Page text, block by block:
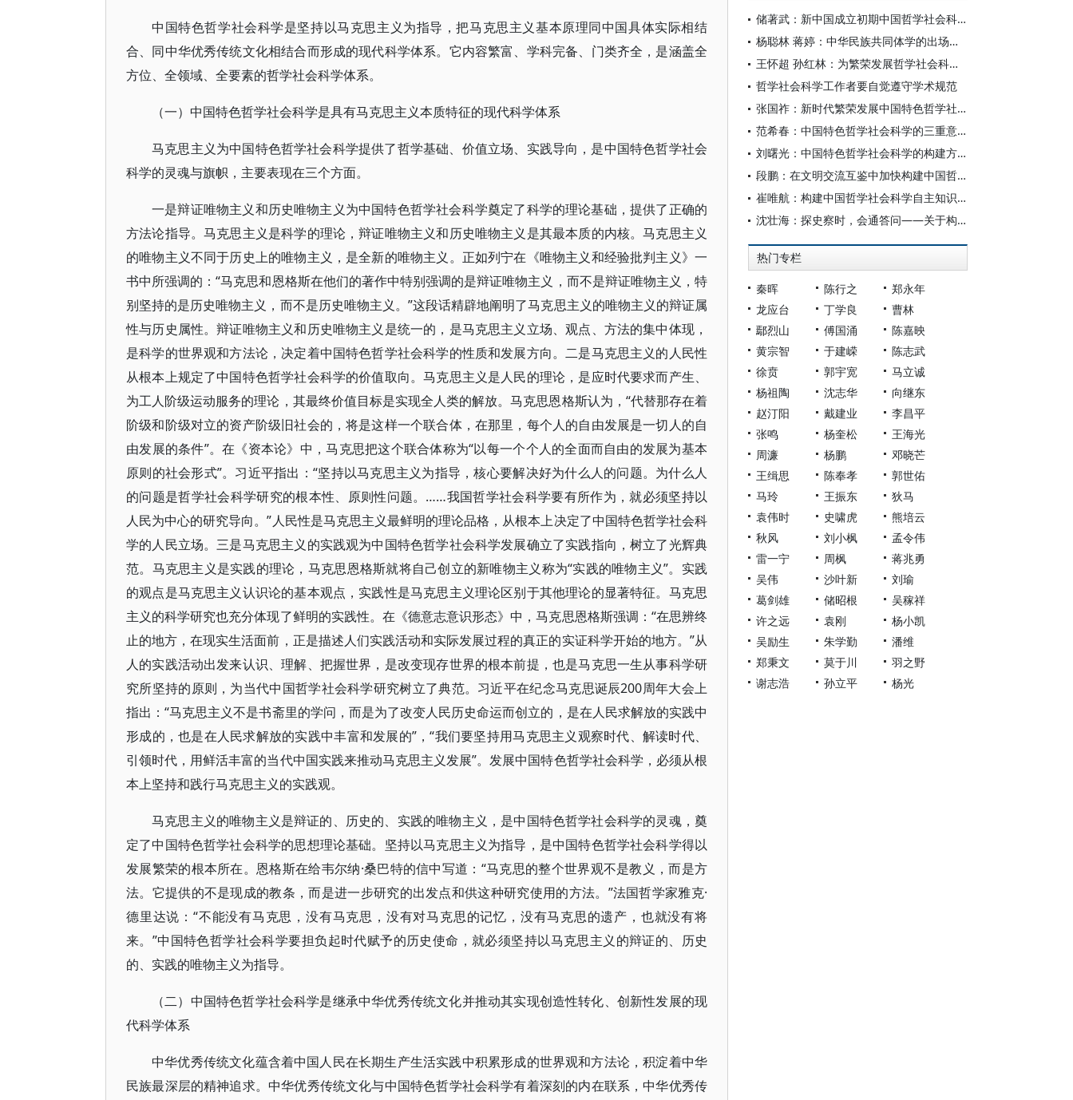
中国特色哲学社会科学是坚持以马克思主义为指导，把马克思主义基本原理同中国具体实际相结
合、同中华优秀传统文化相结合而形成的现代科学体系。它内容繁富、学科完备、门类齐全，是涵盖全
方位、全领域、全要素的哲学社会科学体系。
（一）中国特色哲学社会科学是具有马克思主义本质特征的现代科学体系
马克思主义为中国特色哲学社会科学提供了哲学基础、价值立场、实践导向，是中国特色哲学社会
科学的灵魂与旗帜，主要表现在三个方面。
一是辩证唯物主义和历史唯物主义为中国特色哲学社会科学奠定了科学的理论基础，提供了正确的
方法论指导。马克思主义是科学的理论，辩证唯物主义和历史唯物主义是其最本质的内核。马克思主义
的唯物主义不同于历史上的唯物主义，是全新的唯物主义。正如列宁在《唯物主义和经验批判主义》一
书中所强调的：“马克思和恩格斯在他们的著作中特别强调的是辩证唯物主义，而不是辩证唯物主义，特
别坚持的是历史唯物主义，而不是历史唯物主义。”这段话精辟地阐明了马克思主义的唯物主义的辩证属
性与历史属性。辩证唯物主义和历史唯物主义是统一的，是马克思主义立场、观点、方法的集中体现，
是科学的世界观和方法论，决定着中国特色哲学社会科学的性质和发展方向。二是马克思主义的人民性
从根本上规定了中国特色哲学社会科学的价值取向。马克思主义是人民的理论，是应时代要求而产生、
为工人阶级运动服务的理论，其最终价值目标是实现全人类的解放。马克思恩格斯认为，“代替那存在着
阶级和阶级对立的资产阶级旧社会的，将是这样一个联合体，在那里，每个人的自由发展是一切人的自
由发展的条件”。在《资本论》中，马克思把这个联合体称为“以每一个个人的全面而自由的发展为基本
原则的社会形式”。习近平指出：“坚持以马克思主义为指导，核心要解决好为什么人的问题。为什么人
的问题是哲学社会科学研究的根本性、原则性问题。……我国哲学社会科学要有所作为，就必须坚持以
人民为中心的研究导向。”人民性是马克思主义最鲜明的理论品格，从根本上决定了中国特色哲学社会科
学的人民立场。三是马克思主义的实践观为中国特色哲学社会科学发展确立了实践指向，树立了光辉典
范。马克思主义是实践的理论，马克思恩格斯就将自己创立的新唯物主义称为“实践的唯物主义”。实践
的观点是马克思主义认识论的基本观点，实践性是马克思主义理论区别于其他理论的显著特征。马克思
主义的科学研究也充分体现了鲜明的实践性。在《德意志意识形态》中，马克思恩格斯强调：“在思辨终
止的地方，在现实生活面前，正是描述人们实践活动和实际发展过程的真正的实证科学开始的地方。”从
人的实践活动出发来认识、理解、把握世界，是改变现存世界的根本前提，也是马克思一生从事科学研
究所坚持的原则，为当代中国哲学社会科学研究树立了典范。习近平在纪念马克思诞辰200周年大会上
指出：“马克思主义不是书斋里的学问，而是为了改变人民历史命运而创立的，是在人民求解放的实践中
形成的，也是在人民求解放的实践中丰富和发展的”，“我们要坚持用马克思主义观察时代、解读时代、
引领时代，用鲜活丰富的当代中国实践来推动马克思主义发展”。发展中国特色哲学社会科学，必须从根
本上坚持和践行马克思主义的实践观。
马克思主义的唯物主义是辩证的、历史的、实践的唯物主义，是中国特色哲学社会科学的灵魂，奠
定了中国特色哲学社会科学的思想理论基础。坚持以马克思主义为指导，是中国特色哲学社会科学得以
发展繁荣的根本所在。恩格斯在给韦尔纳·桑巴特的信中写道：“马克思的整个世界观不是教义，而是方
法。它提供的不是现成的教条，而是进一步研究的出发点和供这种研究使用的方法。”法国哲学家雅克·
德里达说：“不能没有马克思，没有马克思，没有对马克思的记忆，没有马克思的遗产，也就没有将
来。”中国特色哲学社会科学要担负起时代赋予的历史使命，就必须坚持以马克思主义的辩证的、历史
的、实践的唯物主义为指导。
（二）中国特色哲学社会科学是继承中华优秀传统文化并推动其实现创造性转化、创新性发展的现
代科学体系
中华优秀传统文化蕴含着中国人民在长期生产生活实践中积累形成的世界观和方法论，积淀着中华
民族最深层的精神追求。中华优秀传统文化与中国特色哲学社会科学有着深刻的内在联系，中华优秀传
储著武：新中国成立初期中国哲学社会科学的发展
杨聪林 蒋婷：中华民族共同体学的出场逻辑、学科内涵与建设路向 ——创新交叉学科自主知识体系、探索中国特色哲学社会科学发展范式
王怀超 孙红林：为繁荣发展哲学社会科学营造有利于创新的学术生态
哲学社会科学工作者要自觉遵守学术规范
张国祚：新时代繁荣发展中国特色哲学社会科学的思想指南
范希春：中国特色哲学社会科学的三重意蕴及其历史使命
刘曙光：中国特色哲学社会科学的构建方略
段鹏：在文明交流互鉴中加快构建中国哲学社会科学自主知识体系
崔唯航：构建中国哲学社会科学自主知识体系的中国逻辑
沈壮海：探史察时，会通答问——关于构建中国哲学社会科学自主知识体系的若干思考
热门专栏
秦晖 陈行之
郑永年
龙应台
丁学良
曹林
鄢烈山
傅国涌
陈嘉映
黄宗智
于建嵘
陈志武
徐贲
郭宇宽
马立诚
杨祖陶
沈志华
向继东
赵汀阳
戴建业
李昌平
张鸣
杨奎松
王海光
周濂
杨鹏
邓晓芒
王缉思
陈奉孝
郭世佑
马玲
王振东
狄马
袁伟时
史啸虎
熊培云
秋风
刘小枫
孟令伟
雷一宁
周枫
蒋兆勇
吴伟
沙叶新
刘瑜
葛剑雄
储昭根
吴稼祥
许之远
袁刚
杨小凯
吴励生
朱学勤
潘维
郑秉文
莫于川
羽之野
谢志浩
孙立平 杨光